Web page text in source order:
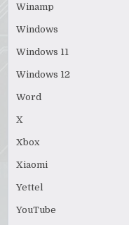
Winamp
Windows
Windows 11
Windows 12
Word
X
Xbox
Xiaomi
Yettel
YouTube